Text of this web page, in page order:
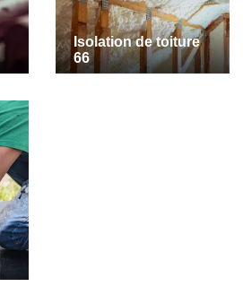
Isolation de toiture
66